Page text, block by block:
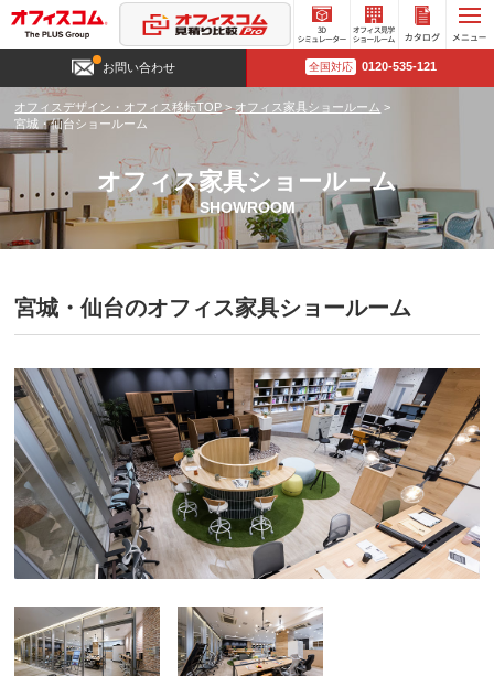
3D
シミュ
ー
オフィ
ス見学
ルーム
お問い合わせ 全国対応 0120-535-121
オフィスデザイン・オフィス移転TOP>オフィス家具ショールーム >
宮城・仙台ショールーム
オフィス家具ショールーム
SHOWROOM
宮城・仙台のオフィス家具ショールーム